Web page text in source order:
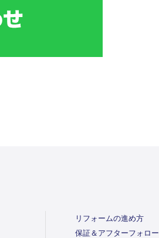
リフォームの進め方
保証＆アフターフォロー